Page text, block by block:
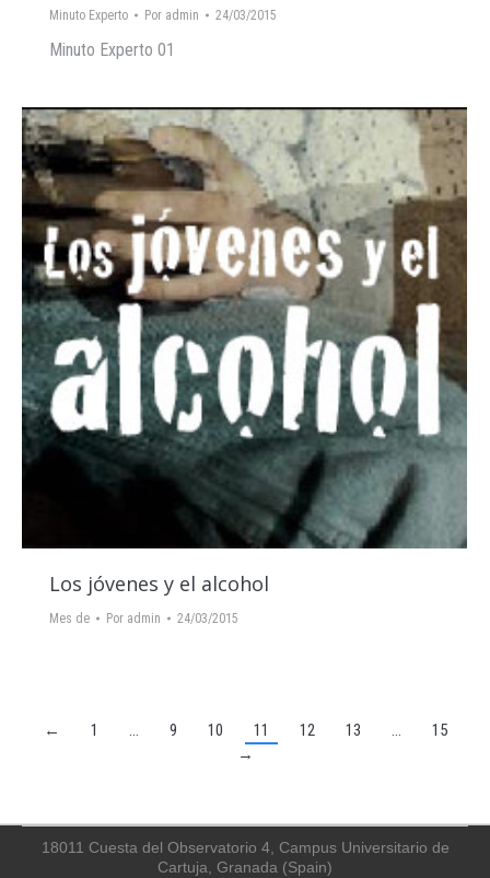
Minuto Experto Por admin 24/03/2015
Minuto Experto 01
Los jóvenes y el alcohol
Mes de Por admin 24/03/2015
← 1 … 9 10 11 12 13 …
15
→
18011 Cuesta del Observatorio 4, Campus Universitario de
Cartuja, Granada (Spain)